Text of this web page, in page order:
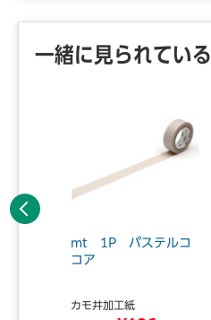
一緒に見られてい
mt 1P パステルコ
コア
カモ井加工紙
前へ